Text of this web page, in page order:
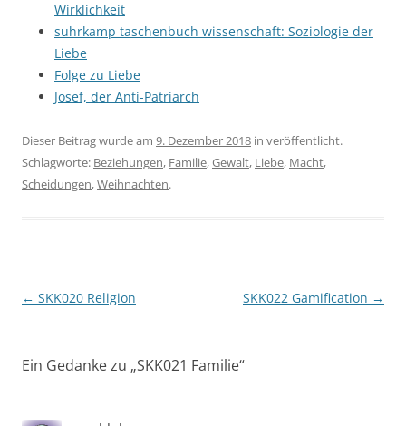
Wirklichkeit
suhrkamp taschenbuch wissenschaft: Soziologie der
Liebe
Folge zu Liebe
Josef, der Anti-Patriarch
Dieser Beitrag wurde am 9. Dezember 2018 in veröffentlicht.
Schlagworte: Beziehungen, Familie,Gewalt, Liebe, Macht,
Scheidungen,Weihnachten.
Beitragsnavigation
← SKK020 Religion SKK022 Gamification →
Ein Gedanke zu „SKK021 Familie“